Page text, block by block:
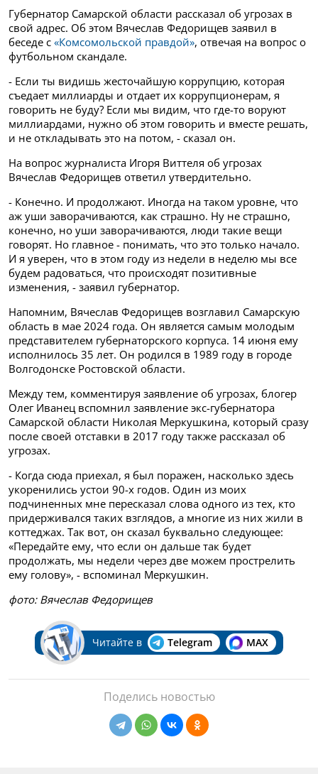
Губернатор Самарской области рассказал об угрозах в
свой адрес. Об этом Вячеслав Федорищев заявил в
беседе с «Комсомольской правдой», отвечая на вопрос о
футбольном скандале.
- Если ты видишь жесточайшую коррупцию, которая
съедает миллиарды и отдает их коррупционерам, я
говорить не буду? Если мы видим, что где-то воруют
миллиардами, нужно об этом говорить и вместе решать,
и не откладывать это на потом, - сказал он.
На вопрос журналиста Игоря Виттеля об угрозах
Вячеслав Федорищев ответил утвердительно.
- Конечно. И продолжают. Иногда на таком уровне, что
аж уши заворачиваются, как страшно. Ну не страшно,
конечно, но уши заворачиваются, люди такие вещи
говорят. Но главное - понимать, что это только начало.
И я уверен, что в этом году из недели в неделю мы все
будем радоваться, что происходят позитивные
изменения, - заявил губернатор.
Напомним, Вячеслав Федорищев возглавил Самарскую
область в мае 2024 года. Он является самым молодым
представителем губернаторского корпуса. 14 июня ему
исполнилось 35 лет. Он родился в 1989 году в городе
Волгодонске Ростовской области.
Между тем, комментируя заявление об угрозах, блогер
Олег Иванец вспомнил заявление экс-губернатора
Самарской области Николая Меркушкина, который сразу
после своей отставки в 2017 году также рассказал об
угрозах.
- Когда сюда приехал, я был поражен, насколько здесь
укоренились устои 90-х годов. Один из моих
подчиненных мне пересказал слова одного из тех, кто
придерживался таких взглядов, а многие из них жили в
коттеджах. Так вот, он сказал буквально следующее:
«Передайте ему, что если он дальше так будет
продолжать, мы недели через две можем прострелить
ему голову», - вспоминал Меркушкин.
фото: Вячеслав Федорищев
Читайте в Telegram MAX
Поделись новостью